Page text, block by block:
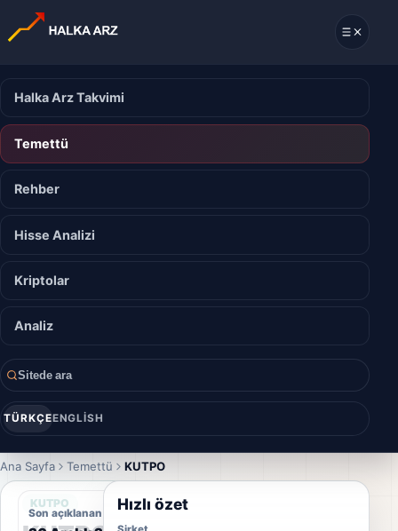
Halka Arz Takvimi
Temettü
Rehber
Hisse Analizi
Kriptolar
Analiz
Sitede ara
TÜRKÇEENGLISH
Ana Sayfa Temettü KUTPO
KUTPO
Son açıklanan temettü tarihi
Hızlı özet